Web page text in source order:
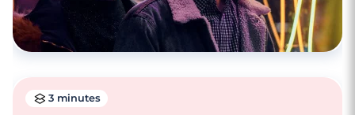
3 minutes